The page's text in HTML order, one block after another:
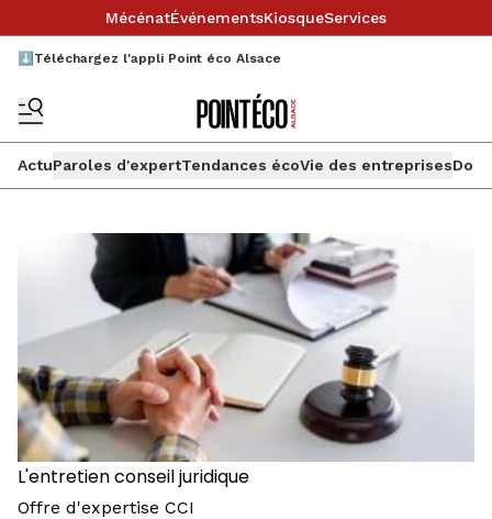
MécénatÉvénementsKiosqueServices
⬇️Téléchargez l'appli Point éco Alsace
ActuParoles d'expertTendances écoVie des entreprises
L'entretien conseil juridique
Offre d'expertise CCI